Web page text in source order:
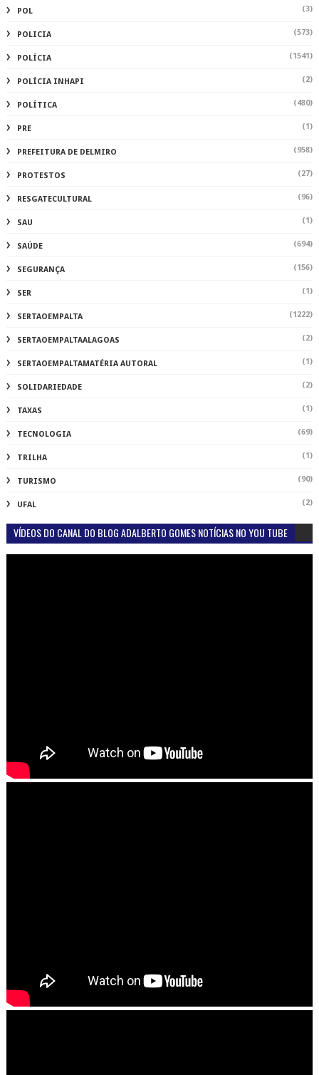
POL (3)
POLICIA (573)
POLÍCIA (1541)
POLÍCIA INHAPI (2)
POLÍTICA (480)
PRE (1)
PREFEITURA DE DELMIRO (958)
PROTESTOS (27)
RESGATECULTURAL (96)
SAU (1)
SAÚDE (694)
SEGURANÇA (156)
SER (1)
SERTAOEMPALTA (1222)
SERTAOEMPALTAALAGOAS (2)
SERTAOEMPALTAMATÉRIA AUTORAL (1)
SOLIDARIEDADE (2)
TAXAS (1)
TECNOLOGIA (69)
TRILHA (1)
TURISMO (90)
UFAL (2)
VÍDEOS DO CANAL DO BLOG ADALBERTO GOMES NOTÍCIAS NO YOU TUBE